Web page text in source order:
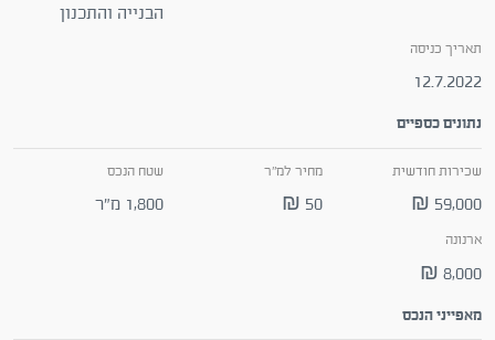
הבנייה והתכנון
תאריך כניסה
12.7.2022
נתונים כספיים
שכירות חודשית
59,000 ₪
מחיר למ"ר
50 ₪
שטח הנכס
1,800 מ"ר
ארנונה
8,000 ₪
מאפייני הנכס